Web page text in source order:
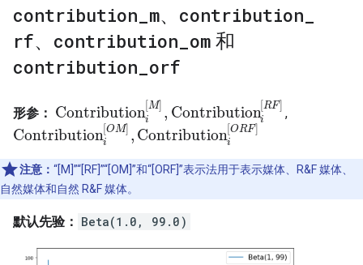
contribution m、 contribution
rf、 contribution om 和
contribution orf
形参： Contribution M]
i , Contribution[RF]
i
Contributioni[M],Contributioni[RF] ,
Contribution OM]
i , Contribution ORF]
i
Contributioni[OM], Contributioni[ORF]
注意： “[M]”“[RF]”“[OM]”和“[ORF]”表示法用于表示媒体、R&F 媒体、
自然媒体和自然 R&F 媒体。
默认先验： Beta(1.0, 99.0)